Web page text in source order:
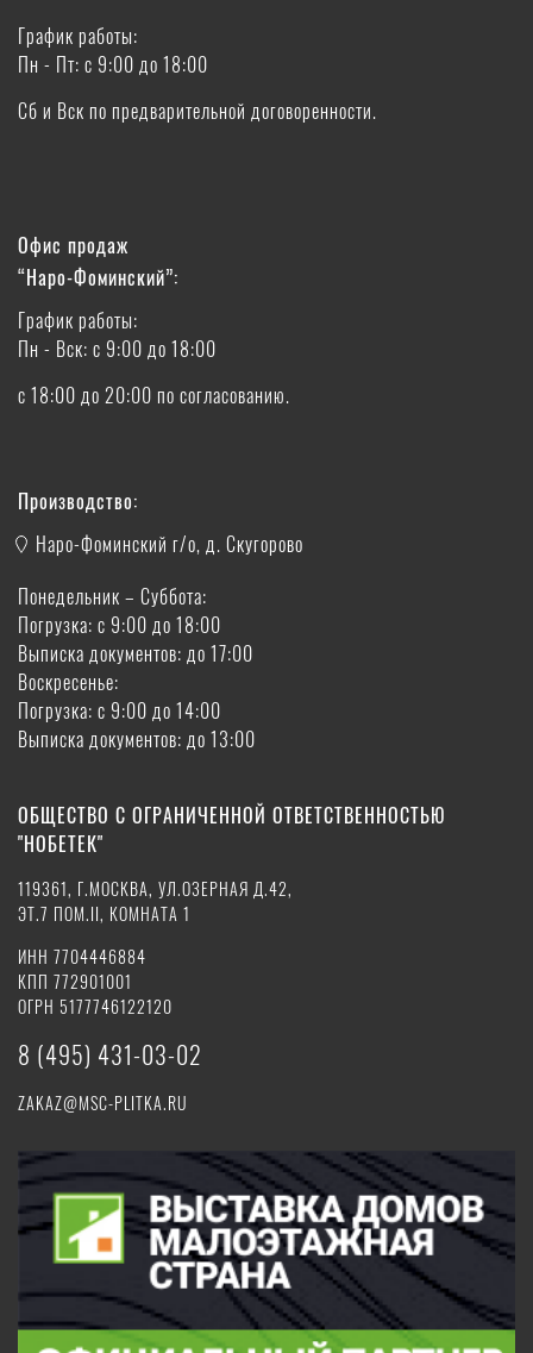
График работы:
Пн - Пт: с 9:00 до 18:00
Сб и Вск по предварительной договоренности.
Офис продаж
“Наро-Фоминский”:
График работы:
Пн - Вск: с 9:00 до 18:00
с 18:00 до 20:00 по согласованию.
Производство:
Наро-Фоминский г/о, д. Скугорово
Понедельник – Суббота:
Погрузка: с 9:00 до 18:00
Выписка документов: до 17:00
Воскресенье:
Погрузка: с 9:00 до 14:00
Выписка документов: до 13:00
ОБЩЕСТВО С ОГРАНИЧЕННОЙ ОТВЕТСТВЕННОСТЬЮ
"НОБЕТЕК"
119361, Г.МОСКВА, УЛ.ОЗЕРНАЯ Д.42,
ЭТ.7 ПОМ.II, КОМНАТА 1
ИНН 7704446884
КПП 772901001
ОГРН 5177746122120
8 (495) 431-03-02
ZAKAZ@MSC-PLITKA.RU